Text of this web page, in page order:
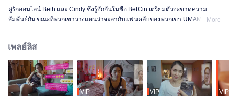
คู่รักออนไลน์ Beth และ Cindy ซึ่งรู้จักกันในชื่อ BetCin เตรียมตัวจะขาดความ
สัมพันธ์กัน ขณะที่พวกเขาวางแผนว่าจะลากับแฟนคลับของพวกเขา UMAMI
สุดท้าย วางเดิมพันคืออะไร? 10 ล้านเปโซเงินสดและรางวัลอื่น ๆ ที่หลากหลาย!
พวกเขาต้องการเงินนี้ แต่พวกเขาสามารถทำปลอมจนคู่รักที่เหนือความสามารถ
ของพวกเขาหรือไม่ ทุกคนที่ Umami ถูกใจ แบ่งปัน แสดงความคิดเห็นในเนื้อหาสื่อ
สังคมของพวกเขาทุกชิ้น?พวกเขายังสามารถทนต่อสิ่งที่คู่ขนานเขาบ้าไปหรือไม่
การแข่งขันนี้จะเป็นการทำให้ความสัมพันธ์ของพวกเขาที่ยังเป็นอะไรอยู่แล้วยุ่งยาก
More
เพลย์ลิส
VIP VIP VIP